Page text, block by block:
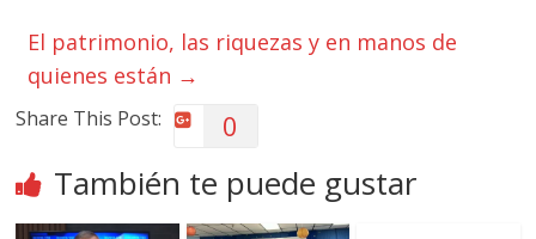
El patrimonio, las riquezas y en manos de
quienes están →
Share This Post: 0
También te puede gustar